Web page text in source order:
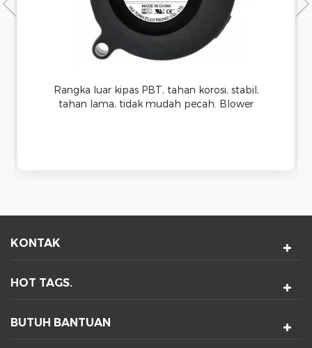
Rangka luar kipas PBT, tahan korosi, stabil,
tahan lama, tidak mudah pecah. Blower
KONTAK
HOT TAGS.
BUTUH BANTUAN